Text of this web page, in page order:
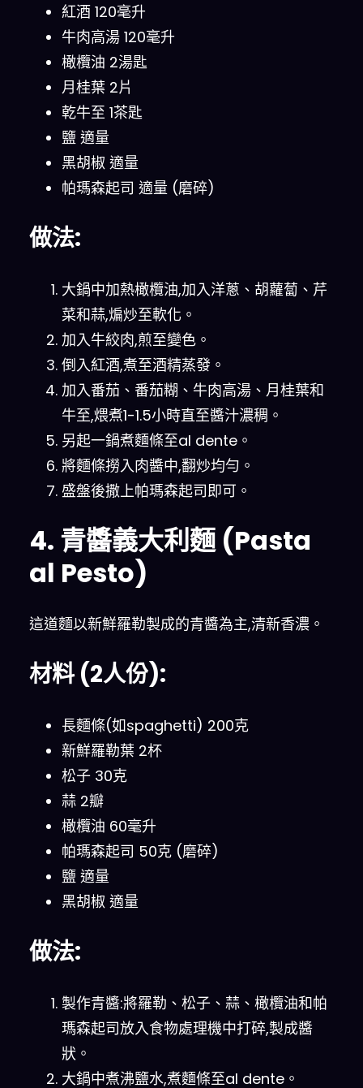
紅酒 120毫升
牛肉高湯 120毫升
橄欖油 2湯匙
月桂葉 2片
乾牛至 1茶匙
鹽 適量
黑胡椒 適量
帕瑪森起司 適量 (磨碎)
做法:
大鍋中加熱橄欖油,加入洋蔥、胡蘿蔔、芹
菜和蒜,煸炒至軟化。
加入牛絞肉,煎至變色。
倒入紅酒,煮至酒精蒸發。
加入番茄、番茄糊、牛肉高湯、月桂葉和
牛至,煨煮1-1.5小時直至醬汁濃稠。
另起一鍋煮麵條至al dente。
將麵條撈入肉醬中,翻炒均勻。
盛盤後撒上帕瑪森起司即可。
4. 青醬義大利麵 (Pasta
al Pesto)
這道麵以新鮮羅勒製成的青醬為主,清新香濃。
材料 (2人份):
長麵條(如spaghetti) 200克
新鮮羅勒葉 2杯
松子 30克
蒜 2瓣
橄欖油 60毫升
帕瑪森起司 50克 (磨碎)
鹽 適量
黑胡椒 適量
做法:
製作青醬:將羅勒、松子、蒜、橄欖油和帕
瑪森起司放入食物處理機中打碎,製成醬
狀。
大鍋中煮沸鹽水,煮麵條至al dente。